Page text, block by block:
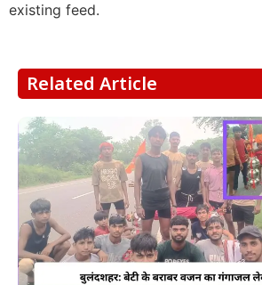
existing feed.
Related Article